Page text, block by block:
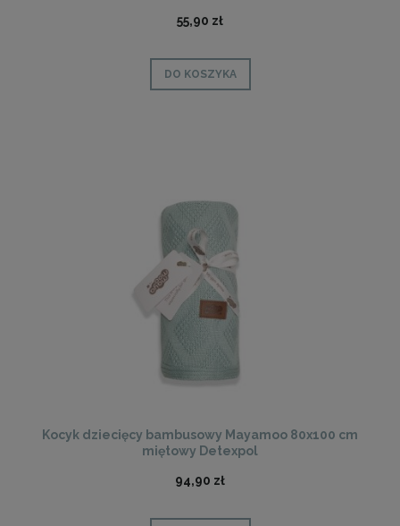
55,90 zł
DO KOSZYKA
Kocyk dziecięcy bambusowy Mayamoo 80x100 cm
miętowy Detexpol
94,90 zł